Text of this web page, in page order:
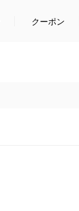
クーポン